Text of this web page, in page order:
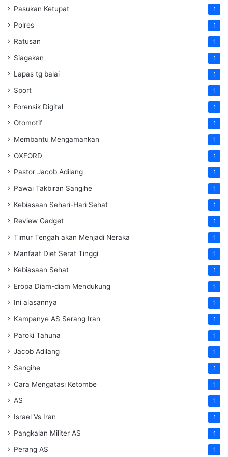
Pasukan Ketupat 1
Polres 1
Ratusan 1
Siagakan 1
Lapas tg balai 1
Sport 1
Forensik Digital 1
Otomotif 1
Membantu Mengamankan 1
OXFORD 1
Pastor Jacob Adilang 1
Pawai Takbiran Sangihe 1
Kebiasaan Sehari-Hari Sehat 1
Review Gadget 1
Timur Tengah akan Menjadi Neraka 1
Manfaat Diet Serat Tinggi 1
Kebiasaan Sehat 1
Eropa Diam-diam Mendukung 1
Ini alasannya 1
Kampanye AS Serang Iran 1
Paroki Tahuna 1
Jacob Adilang 1
Sangihe 1
Cara Mengatasi Ketombe 1
AS 1
Israel Vs Iran 1
Pangkalan Militer AS 1
Perang AS 1